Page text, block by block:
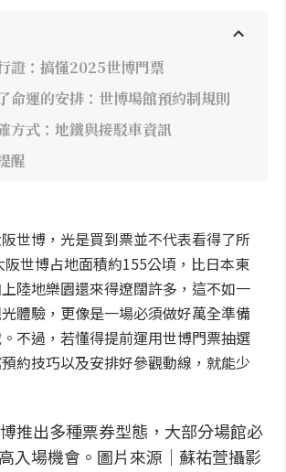
證：搞懂2025世博門票
命運的安排：世博場館預約制規則
方式：地鐵與接駁車資訊
醒
世博，光是買到票並不代表看得了所
世博占地面積約155公頃，比日本東
陸地樂園還來得遼闊許多，這不如一
體驗，更像是一場必須做好萬全準備
不過，若懂得提前運用世博門票抽選
約技巧以及安排好參觀動線，就能少